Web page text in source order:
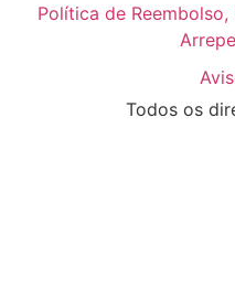
Política de
Todos os